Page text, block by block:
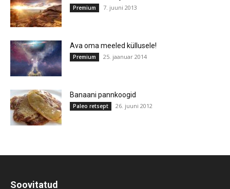
Premium 7. juuni 2013
Ava oma meeled küllusele!
Premium 25. jaanuar 2014
Banaani pannkoogid
Paleo retsept 26. juuni 2012
Soovitatud